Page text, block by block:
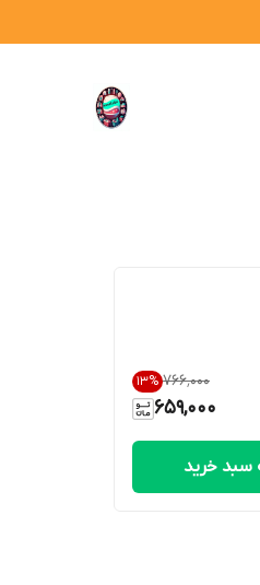
۷۶۶٬۰۰۰ 13%
659,000
سبد خرید